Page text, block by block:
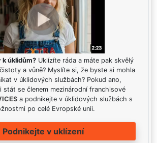
k úklidům? Uklízíte ráda a máte pak skvělý
a vůně? Myslíte si, že byste si mohla
v úklidových službách? Pokud ano,
stát se členem mezinárodní franchisové
a podnikejte v úklidových službách s
po celé Evropské unii.
Podnikejte v uklízení